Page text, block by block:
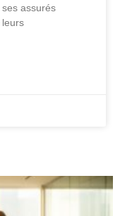
assurés
leurs